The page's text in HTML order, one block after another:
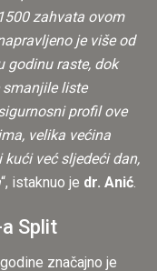
zahvata ovom
je više od
godinu raste, dok
smanjile liste
profil ove
velika većina
već sljedeći dan,
“, istaknuo je dr. Anić
Split
značajno je